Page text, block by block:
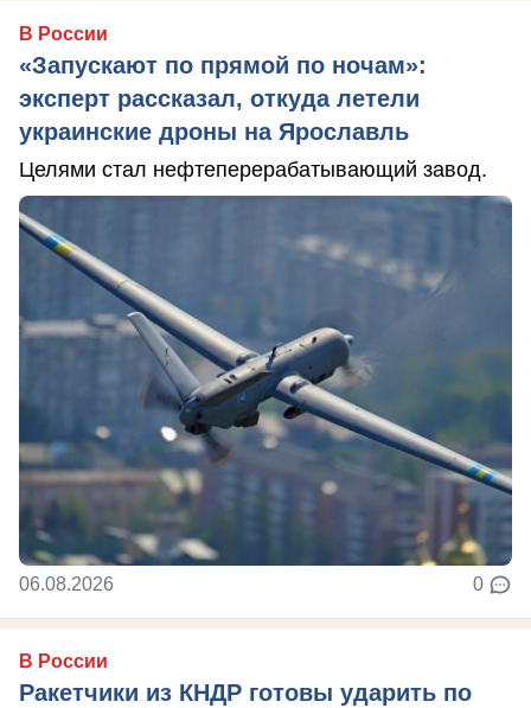
В России
«Запускают по прямой по ночам»:
эксперт рассказал, откуда летели
украинские дроны на Ярославль
Целями стал нефтеперерабатывающий завод.
06.08.2026 0
В России
Ракетчики из КНДР готовы ударить по